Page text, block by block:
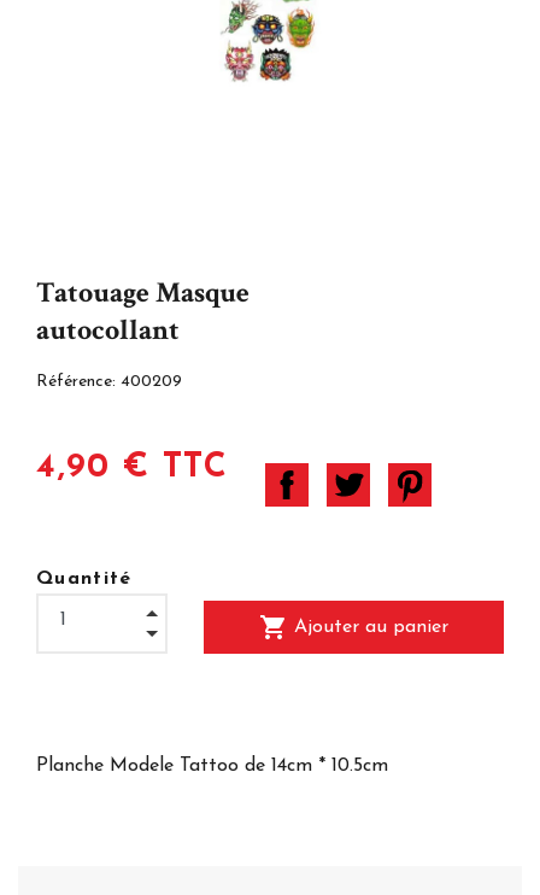
Tatouage Masque
autocollant
Référence: 400209
4,90 € TTC
Quantité
shopping_cart Ajouter au panier
Planche Modele Tattoo de 14cm * 10.5cm